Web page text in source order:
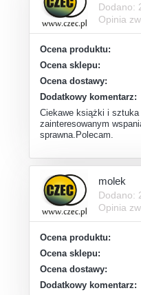
Dodano:
Opinia
Ocena produktu:
Ocena sklepu:
Ocena dostawy:
Dodatkowy komentarz:
Ciekawe książki i
zainteresowanym
sprawna.Polecam.
molek
Dodano:
Opinia
Ocena produktu:
Ocena sklepu:
Ocena dostawy:
Dodatkowy komentarz: